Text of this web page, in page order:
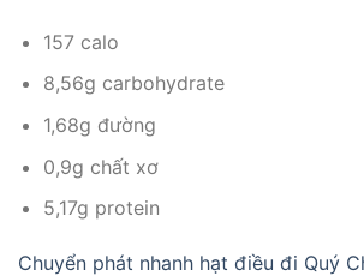
157 calo
8,56g carbohydrate
1,68g đường
0,9g chất xơ
5,17g protein
Chuyển phát nhanh hạt điều đi Quý